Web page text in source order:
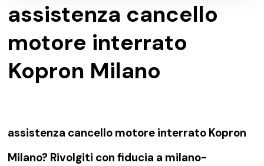
assistenza cancello
motore interrato
Kopron Milano
assistenza cancello motore interrato Kopron
Milano? Rivolgiti con fiducia a milano-